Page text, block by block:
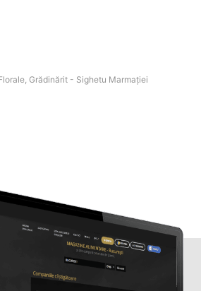
Grădinărit - Sighetu Marmaţiei